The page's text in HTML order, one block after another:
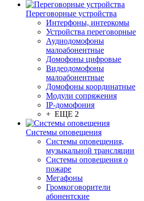
Переговорные устройства
Интерфоны, интеркомы
Устройства переговорные
Аудиодомофоны
малоабонентные
Домофоны цифровые
Видеодомофоны
малоабонентные
Домофоны координатные
Модули сопряжения
IP-домофония
+ ЕЩЕ 2
Системы оповещения
Системы оповещения,
музыкальной трансляции
Системы оповещения о
пожаре
Мегафоны
Громкоговорители
абонентские